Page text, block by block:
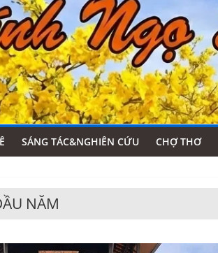
SÁNG TÁC&NGHIÊN CỨU CHỢ THƠ
NĂM